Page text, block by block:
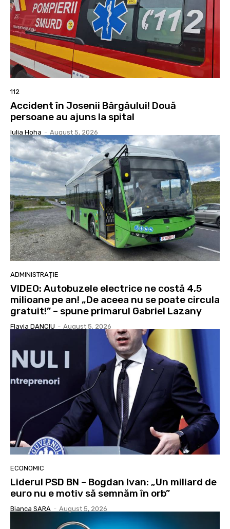
112
Accident în Josenii Bârgăului! Două
persoane au ajuns la spital
Iulia Hoha - August 5, 2026
ADMINISTRAȚIE
VIDEO: Autobuzele electrice ne costă 4,5
milioane pe an! „De aceea nu se poate circula
gratuit!” – spune primarul Gabriel Lazany
Flavia DANCIU - August 5, 2026
ECONOMIC
Liderul PSD BN – Bogdan Ivan: „Un miliard de
euro nu e motiv să semnăm în orb”
Bianca SARA - August 5, 2026